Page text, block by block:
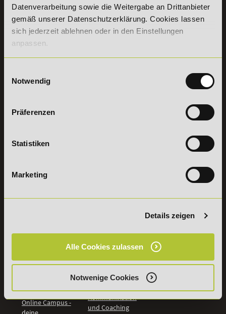
Datenverarbeitung sowie die Weitergabe an Drittanbieter
gemäß unserer Datenschutzerklärung. Cookies lassen
sich jederzeit ablehnen oder in den Einstellungen
anpassen.
Notwendig
Präferenzen
Statistiken
Marketing
Details zeigen
Alle Cookies zulassen
Notwenige Cookies
+49 (0) 7191 9513203
DeLSt GmbH - Deutsches eLearning Studieninstitut
Willy-Brandt-Platz 2
71522
Erreichbarkeit:
Samstag: 9:00 - 15:00 Uhr
Vertrag
INFORMATIONEN
DeLSt
Studieninfos
Fördermöglichkeiten
Bildungsgutschein
Check
Online Campus -
IHK-
Digitales Lernen
Intelligenz
Marketing und
Kommunikation
und Coaching